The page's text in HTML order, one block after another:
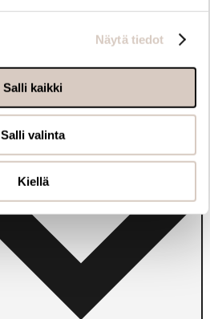
Näytä tiedot
Salli kaikki
Salli valinta
Kiellä